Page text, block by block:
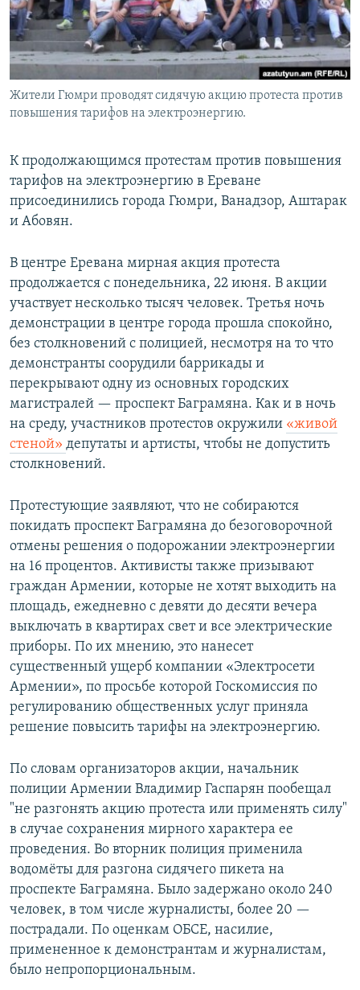
Жители Гюмри проводят сидячую акцию протеста против
повышения тарифов на электроэнергию.
К продолжающимся протестам против повышения
тарифов на электроэнергию в Ереване
присоединились города Гюмри, Ванадзор, Аштарак
и Абовян.
В центре Еревана мирная акция протеста
продолжается с понедельника, 22 июня. В акции
участвует несколько тысяч человек. Третья ночь
демонстрации в центре города прошла спокойно,
без столкновений с полицией, несмотря на то что
демонстранты соорудили баррикады и
перекрывают одну из основных городских
магистралей — проспект Баграмяна. Как и в ночь
на среду, участников протестов окружили «живой
стеной» депутаты и артисты, чтобы не допустить
столкновений.
Протестующие заявляют, что не собираются
покидать проспект Баграмяна до безоговорочной
отмены решения о подорожании электроэнергии
на 16 процентов. Активисты также призывают
граждан Армении, которые не хотят выходить на
площадь, ежедневно с девяти до десяти вечера
выключать в квартирах свет и все электрические
приборы. По их мнению, это нанесет
существенный ущерб компании «Электросети
Армении», по просьбе которой Госкомиссия по
регулированию общественных услуг приняла
решение повысить тарифы на электроэнергию.
По словам организаторов акции, начальник
полиции Армении Владимир Гаспарян пообещал
"не разгонять акцию протеста или применять силу"
в случае сохранения мирного характера ее
проведения. Во вторник полиция применила
водомёты для разгона сидячего пикета на
проспекте Баграмяна. Было задержано около 240
человек, в том числе журналисты, более 20 —
пострадали. По оценкам ОБСЕ, насилие,
примененное к демонстрантам и журналистам,
было непропорциональным.